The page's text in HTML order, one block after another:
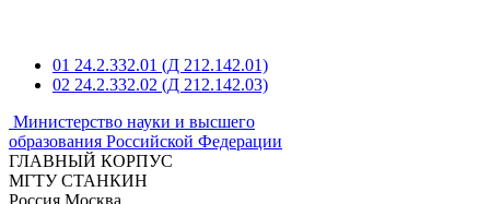
01 24.2.332.01 (Д 212.142.01)
02 24.2.332.02 (Д 212.142.03)
Министерство науки и высшего
образования Российской Федерации
ГЛАВНЫЙ КОРПУС
МГТУ СТАНКИН
Россия Москва